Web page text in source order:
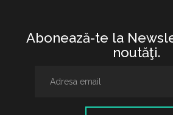
Abonează-te la
noutăţi.